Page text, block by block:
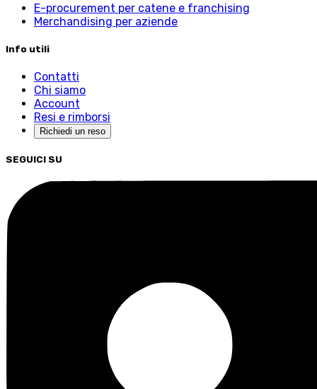
E-procurement per catene e franchising
Merchandising per aziende
Info utili
Contatti
Chi siamo
Account
Resi e rimborsi
Richiedi un reso
SEGUICI SU